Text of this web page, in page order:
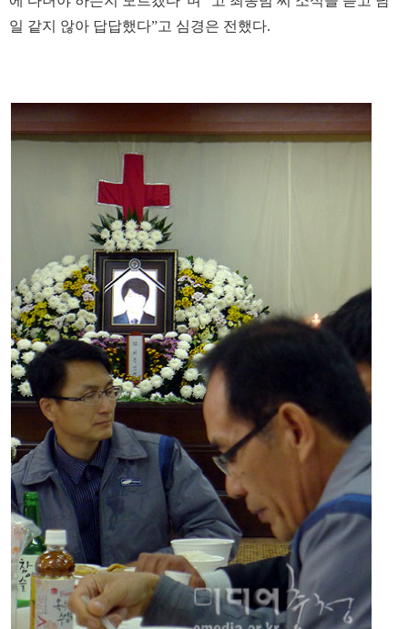
일 같지 않아 답답했다”고 심경은 전했다.